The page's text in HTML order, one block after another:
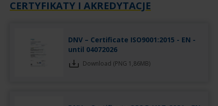
CERTYFIKATY I AKREDYTACJE
DNV – Certificate ISO9001:2015 - EN -
until 04072026
Download (PNG 1,86MB)